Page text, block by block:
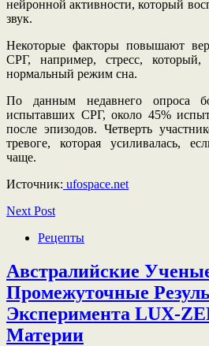
нейронной активности, который
звук.
Некоторые факторы повышают
СРГ, например, стресс,
нормальный режим сна.
По данным недавнего опроса
испытавших СРГ, около 45%
после эпизодов. Четверть
тревоге, которая усиливалась,
чаще.
Источник: ufospace.net
Next Post
Рецепты
Австралийские
Промежуточные
Эксперимента LUX-
Материи